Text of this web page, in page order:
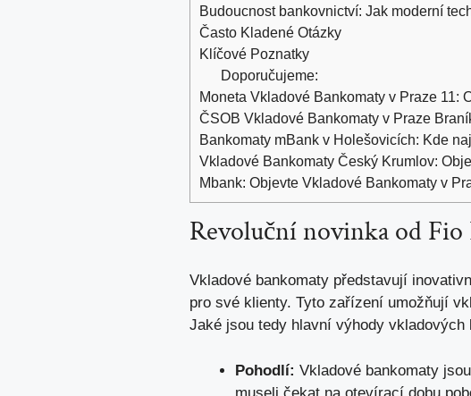
Budoucnost bankovnictví: Jak moderní
Často Kladené Otázky
Klíčové Poznatky
Doporučujeme:
Moneta Vkladové Bankomaty v Praze 11:
ČSOB Vkladové Bankomaty v Praze
Bankomaty mBank v Holešovicích: Kde
Vkladové Bankomaty Český Krumlov:
Mbank: Objevte Vkladové Bankomaty v
Revoluční novinka od Fio
Vkladové bankomaty představují
pro své klienty. Tyto zařízení umožňují
Jaké jsou tedy hlavní výhody vkladových
Pohodlí: Vkladové bankomaty
museli čekat na otevírací dobu